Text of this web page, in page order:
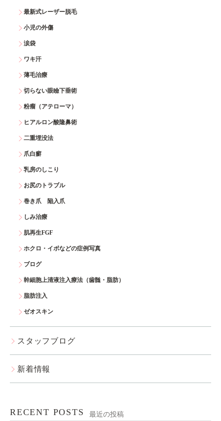
最新式レーザー脱毛
小児の外傷
涙袋
ワキ汗
薄毛治療
切らない眼瞼下垂術
粉瘤（アテローマ）
ヒアルロン酸隆鼻術
二重埋没法
爪白癬
乳房のしこり
お尻のトラブル
巻き爪 陥入爪
しみ治療
肌再生FGF
ホクロ・イボなどの症例写真
ブログ
幹細胞上清液注入療法（歯髄・脂肪）
脂肪注入
ゼオスキン
スタッフブログ
新着情報
RECENT POSTS 最近の投稿